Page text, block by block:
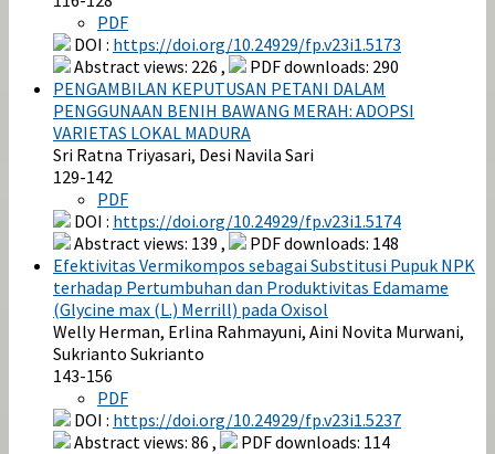
PDF
DOI : https://doi.org/10.24929/fp.v23i1.5173
Abstract views: 226 ,
PDF downloads: 290
PENGAMBILAN KEPUTUSAN PETANI DALAM
PENGGUNAAN BENIH BAWANG MERAH: ADOPSI
VARIETAS LOKAL MADURA
Sri Ratna Triyasari, Desi Navila Sari
129-142
PDF
DOI : https://doi.org/10.24929/fp.v23i1.5174
Abstract views: 139 ,
PDF downloads: 148
Efektivitas Vermikompos sebagai Substitusi Pupuk NPK
terhadap Pertumbuhan dan Produktivitas Edamame
(Glycine max (L.) Merrill) pada Oxisol
Welly Herman, Erlina Rahmayuni, Aini Novita Murwani,
Sukrianto Sukrianto
143-156
PDF
DOI : https://doi.org/10.24929/fp.v23i1.5237
Abstract views: 86 ,
PDF downloads: 114